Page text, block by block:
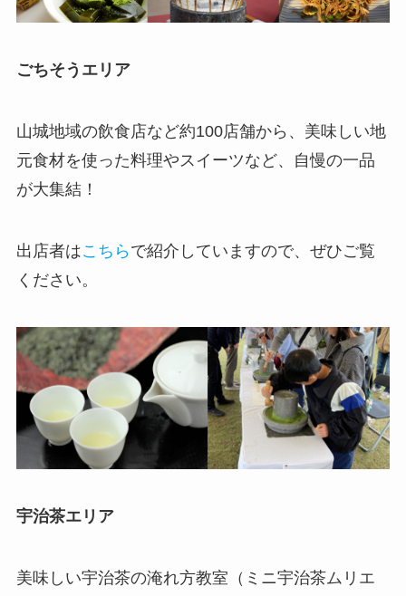
ごちそうエリア
山城地域の飲食店など約100店舗から、美味しい地
元食材を使った料理やスイーツなど、自慢の一品
が大集結！
出店者はこちら で紹介していますので、ぜひご覧
ください。
宇治茶エリア
美味しい宇治茶の淹れ方教室（ミニ宇治茶ムリエ